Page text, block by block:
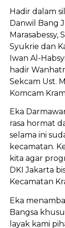
Hadir dalam
Danwil Bang
Marasabessy,
Syukrie dan
Iwan Al-
hadir
Sekcam Ust.
Komcam
Eka
rasa hormat
selama ini
kecamatan.
kita agar
DKI Jakarta
Kecamatan
Eka
Bangsa
layak kami